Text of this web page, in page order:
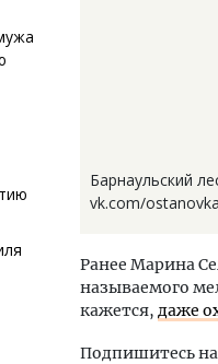
Барнаульский
vk.com/
Ранее Марина
называемого
кажется, даже
Подпишитесь на